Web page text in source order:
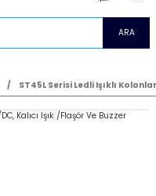
ARA
ST45L Serisi Ledli Işıklı Kolonlar